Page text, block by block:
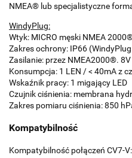
NMEA® lub specjalistyczne
WindyPlug:
Wtyk: MICRO męski NMEA
Zakres ochrony: IP66
Zasilanie: przez NMEA2000®. 8V
Konsumpcja: 1 LEN / < 40mA z
Wskaźnik pracy: 1 migający LED
Czujnik ciśnienia: membrana
Zakres pomiaru ciśnienia: 850
Kompatybilność
Kompatybilność połączeń CV7-V: